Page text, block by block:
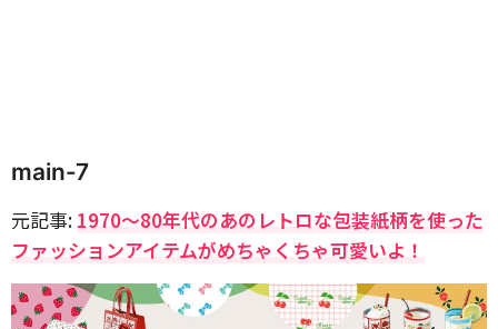
main-7
元記事: 1970～80年代のあのレトロな包装紙柄を使った
ファッションアイテムがめちゃくちゃ可愛いよ！